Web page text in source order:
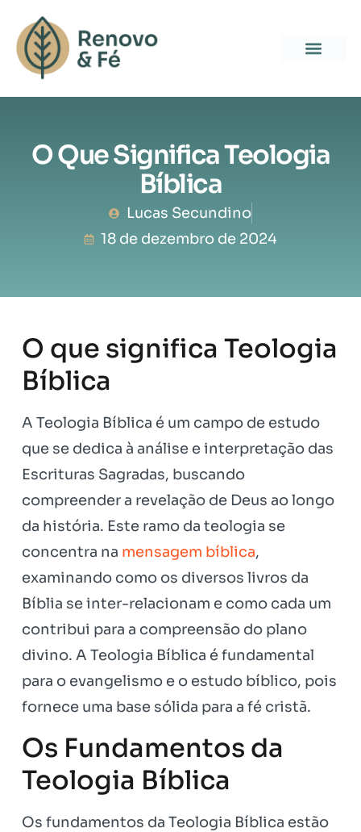
O Que Significa Teologia
Bíblica
Lucas Secundino
18 de dezembro de 2024
O que significa Teologia
Bíblica
A Teologia Bíblica é um campo de estudo
que se dedica à análise e interpretação das
Escrituras Sagradas, buscando
compreender a revelação de Deus ao longo
da história. Este ramo da teologia se
concentra na mensagem bíblica,
examinando como os diversos livros da
Bíblia se inter-relacionam e como cada um
contribui para a compreensão do plano
divino. A Teologia Bíblica é fundamental
para o evangelismo e o estudo bíblico, pois
fornece uma base sólida para a fé cristã.
Os Fundamentos da
Teologia Bíblica
Os fundamentos da Teologia Bíblica estão